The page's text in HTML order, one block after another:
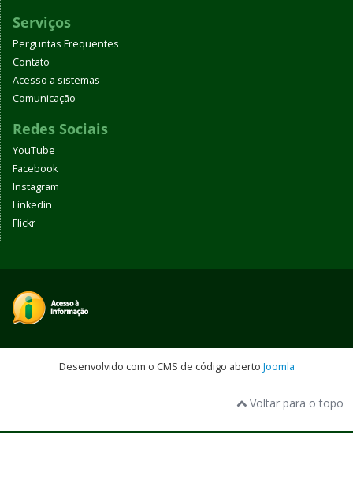
Serviços
Perguntas Frequentes
Contato
Acesso a sistemas
Comunicação
Redes Sociais
YouTube
Facebook
Instagram
Linkedin
Flickr
Desenvolvido com o CMS de código aberto Joomla
Voltar para o topo